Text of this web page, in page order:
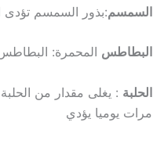
السمسم:بذور السمسم
البطاطس المحمرة:
الحلبة
مرات يوميا يؤدي